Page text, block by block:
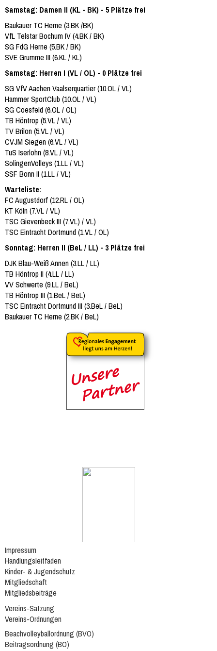
Samstag: Damen II (KL - BK) - 5 Plätze frei
Baukauer TC Herne (3.BK /BK)
VfL Telstar Bochum IV (4.BK / BK)
SG FdG Herne (5.BK / BK)
SVE Grumme III (6.KL / KL)
Samstag: Herren I (VL / OL) - 0 Plätze frei
SG VfV Aachen Vaalserquartier (10.OL / VL)
Hammer SportClub (10.OL / VL)
SG Coesfeld (6.OL / OL)
TB Höntrop (5.VL / VL)
TV Brilon (5.VL / VL)
CVJM Siegen (6.VL / VL)
TuS Iserlohn (8.VL / VL)
SolingenVolleys (1.LL / VL)
SSF Bonn II (1.LL / VL)
Warteliste:
FC Augustdorf (12.RL / OL)
KT Köln (7.VL / VL)
TSC Gievenbeck III (7.VL) / VL)
TSC Eintracht Dortmund (1.VL / OL)
Sonntag: Herren II (BeL / LL) - 3 Plätze frei
DJK Blau-Weiß Annen (3.LL / LL)
TB Höntrop II (4.LL / LL)
VV Schwerte (9.LL / BeL)
TB Höntrop III (1.BeL / BeL)
TSC Eintracht Dortmund III (3.BeL / BeL)
Baukauer TC Herne (2.BK / BeL)
Impressum
Handlungsleitfaden
Kinder- & Jugendschutz
Mitgliedschaft
Mitgliedsbeiträge
Vereins-Satzung
Vereins-Ordnungen
Beachvolleyballordnung (BVO)
Beitragsordnung (BO)